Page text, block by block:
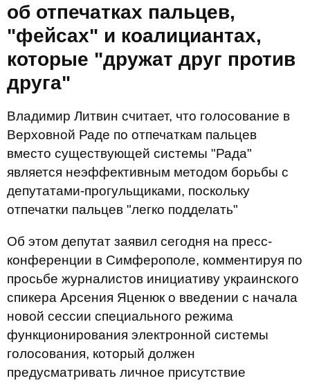
об отпечатках пальцев,
"фейсах" и коалициантах,
которые "дружат друг против
друга"
Владимир Литвин считает, что голосование в
Верховной Раде по отпечаткам пальцев
вместо существующей системы "Рада"
является неэффективным методом борьбы с
депутатами-прогульщиками, поскольку
отпечатки пальцев "легко подделать"
Об этом депутат заявил сегодня на пресс-
конференции в Симферополе, комментируя по
просьбе журналистов инициативу украинского
спикера Арсения Яценюк о введении с начала
новой сессии специального режима
функционирования электронной системы
голосования, который должен
предусматривать личное присутствие